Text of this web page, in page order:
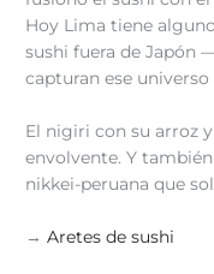
Hoy Lima tiene
sushi fuera de Japón
capturan ese
El nigiri con su arroz
envolvente. Y
nikkei-peruana que
→Aretes de sushi